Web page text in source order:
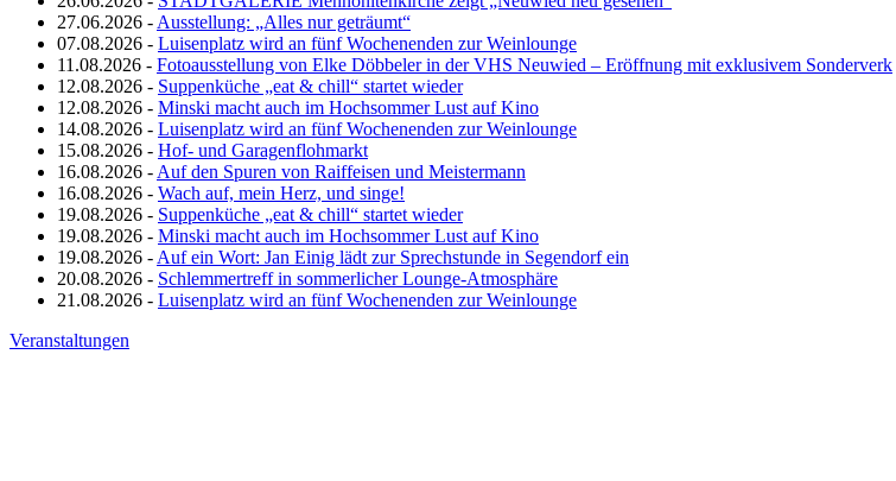
27.06.2026 - Ausstellung: „Alles nur geträumt“
07.08.2026 - Luisenplatz wird an fünf Wochenenden zur Weinlounge
11.08.2026 - Fotoausstellung von Elke Döbbeler in der VHS Neuwied – Eröffnung mit exklusivem Sonderverk
12.08.2026 - Suppenküche „eat & chill“ startet wieder
12.08.2026 - Minski macht auch im Hochsommer Lust auf Kino
14.08.2026 - Luisenplatz wird an fünf Wochenenden zur Weinlounge
15.08.2026 - Hof- und Garagenflohmarkt
16.08.2026 - Auf den Spuren von Raiffeisen und Meistermann
16.08.2026 - Wach auf, mein Herz, und singe!
19.08.2026 - Suppenküche „eat & chill“ startet wieder
19.08.2026 - Minski macht auch im Hochsommer Lust auf Kino
19.08.2026 - Auf ein Wort: Jan Einig lädt zur Sprechstunde in Segendorf ein
20.08.2026 - Schlemmertreff in sommerlicher Lounge-Atmosphäre
21.08.2026 - Luisenplatz wird an fünf Wochenenden zur Weinlounge
Veranstaltungen